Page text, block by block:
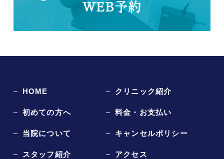
WEB予約
HOME
初めての方へ
当院について
スタッフ紹介
クリニック紹介
料金・お支払い
キャンセルポリシー
アクセス